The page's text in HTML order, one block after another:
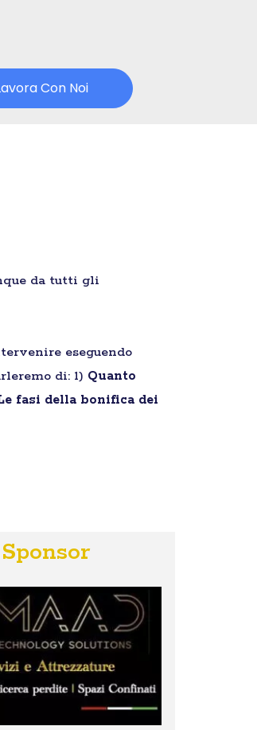
Con Noi
da tutti gli
eseguendo
di: 1) Quanto
fasi della bonifica dei
Sponsor